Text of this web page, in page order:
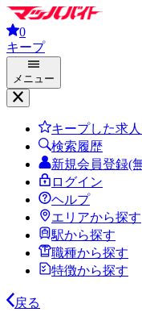
0
キープ
メニュー
キープした求
検索履歴
新規会員登録(
ログイン
ヘルプ
エリアから探す
駅から探す
職種から探す
特徴から探す
戻る